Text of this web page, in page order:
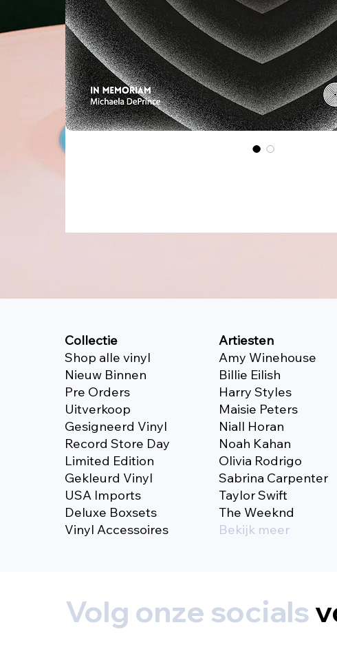
Collectie
Shop alle vinyl
Nieuw Binnen
Pre Orders
Uitverkoop
Gesigneerd Vinyl
Record Store Day
Limited Edition
Gekleurd Vinyl
USA Imports
Deluxe Boxsets
Vinyl Accessoires
Artiesten
Amy Winehouse
Billie Eilish
Harry Styles
Maisie Peters
Niall Horan
Noah Kahan
Olivia Rodrigo
Sabrina Carpenter
Taylor Swift
The Weeknd
Bekijk meer
Volg onze socials